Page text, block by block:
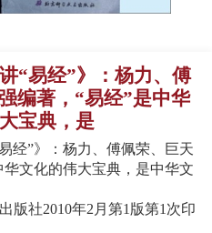
“易经”》：杨力、傅
编著，“易经”是中华
宝典，是
”》：杨力、傅佩荣、巨天
文化的伟大宝典，是中华文
社2010年2月第1版第1次印